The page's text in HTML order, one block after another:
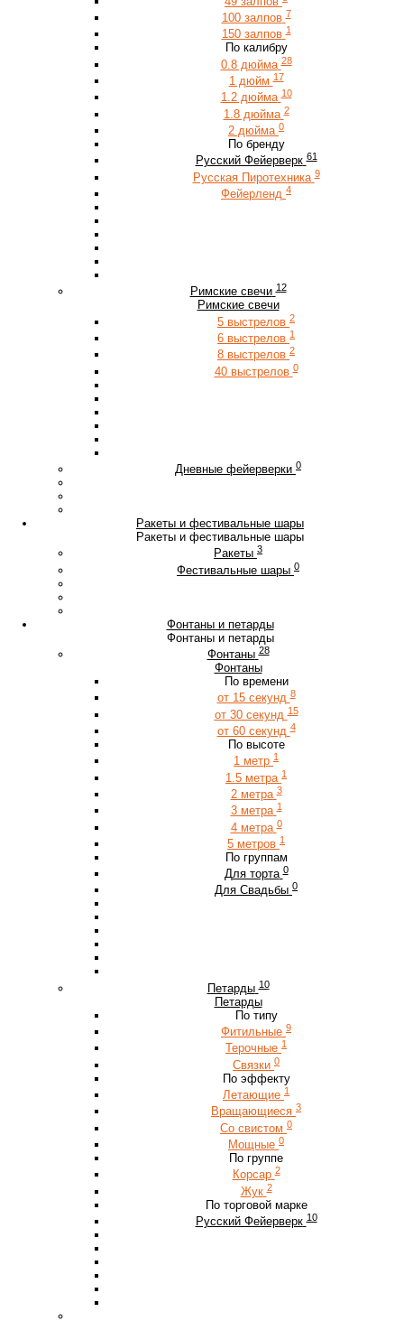
100 залпов 7
150 залпов 1
По калибру
0.8 дюйма 28
1 дюйм 17
1.2 дюйма 10
1.8 дюйма 2
2 дюйма 0
По бренду
Русский Фейерверк 61
Русская Пиротехника 9
Фейерленд 4
Римские свечи 12
Римские свечи
5 выстрелов 2
6 выстрелов 1
8 выстрелов 2
40 выстрелов 0
Дневные фейерверки 0
Ракеты и фестивальные шары
Ракеты и фестивальные шары
Ракеты 3
Фестивальные шары 0
Фонтаны и петарды
Фонтаны и петарды
Фонтаны 28
Фонтаны
По времени
от 15 секунд 8
от 30 секунд 15
от 60 секунд 4
По высоте
1 метр 1
1.5 метра 1
2 метра 3
3 метра 1
4 метра 0
5 метров 1
По группам
Для торта 0
Для Свадьбы 0
Петарды 10
Петарды
По типу
Фитильные 9
Терочные 1
Связки 0
По эффекту
Летающие 1
Вращающиеся 3
Со свистом 0
Мощные 0
По группе
Корсар 2
Жук 2
По торговой марке
Русский Фейерверк 10